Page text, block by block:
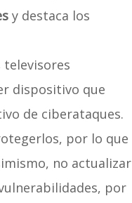
y destaca los
dispositivo que
de ciberataques.
por lo que
no actualizar
por